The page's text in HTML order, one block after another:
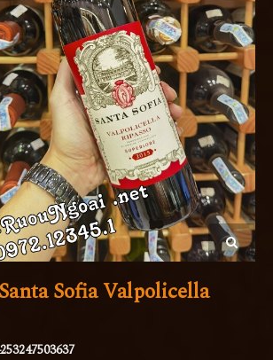
Sofia Valpolicella